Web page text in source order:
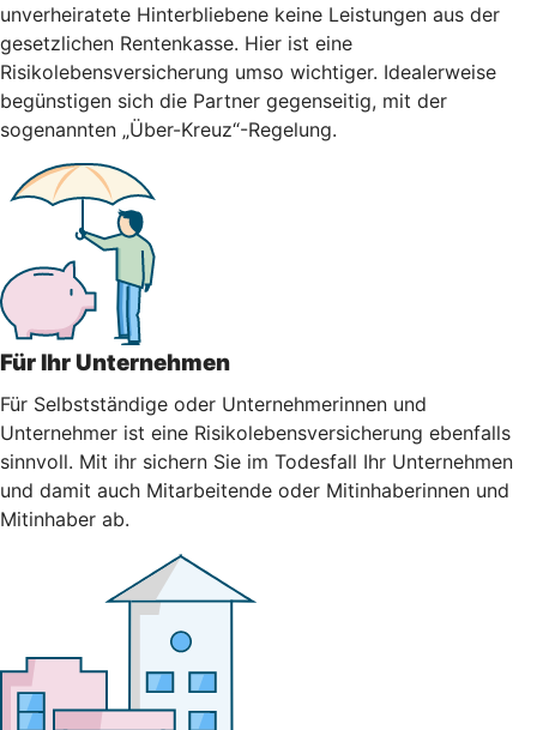
unverheiratete Hinterbliebene keine Leistungen aus der
gesetzlichen Rentenkasse. Hier ist eine
Risikolebensversicherung umso wichtiger. Idealerweise
begünstigen sich die Partner gegenseitig, mit der
sogenannten „Über-Kreuz“-Regelung.
Für Ihr Unternehmen
Für Selbstständige oder Unternehmerinnen und
Unternehmer ist eine Risikolebensversicherung ebenfalls
sinnvoll. Mit ihr sichern Sie im Todesfall Ihr Unternehmen
und damit auch Mitarbeitende oder Mitinhaberinnen und
Mitinhaber ab.